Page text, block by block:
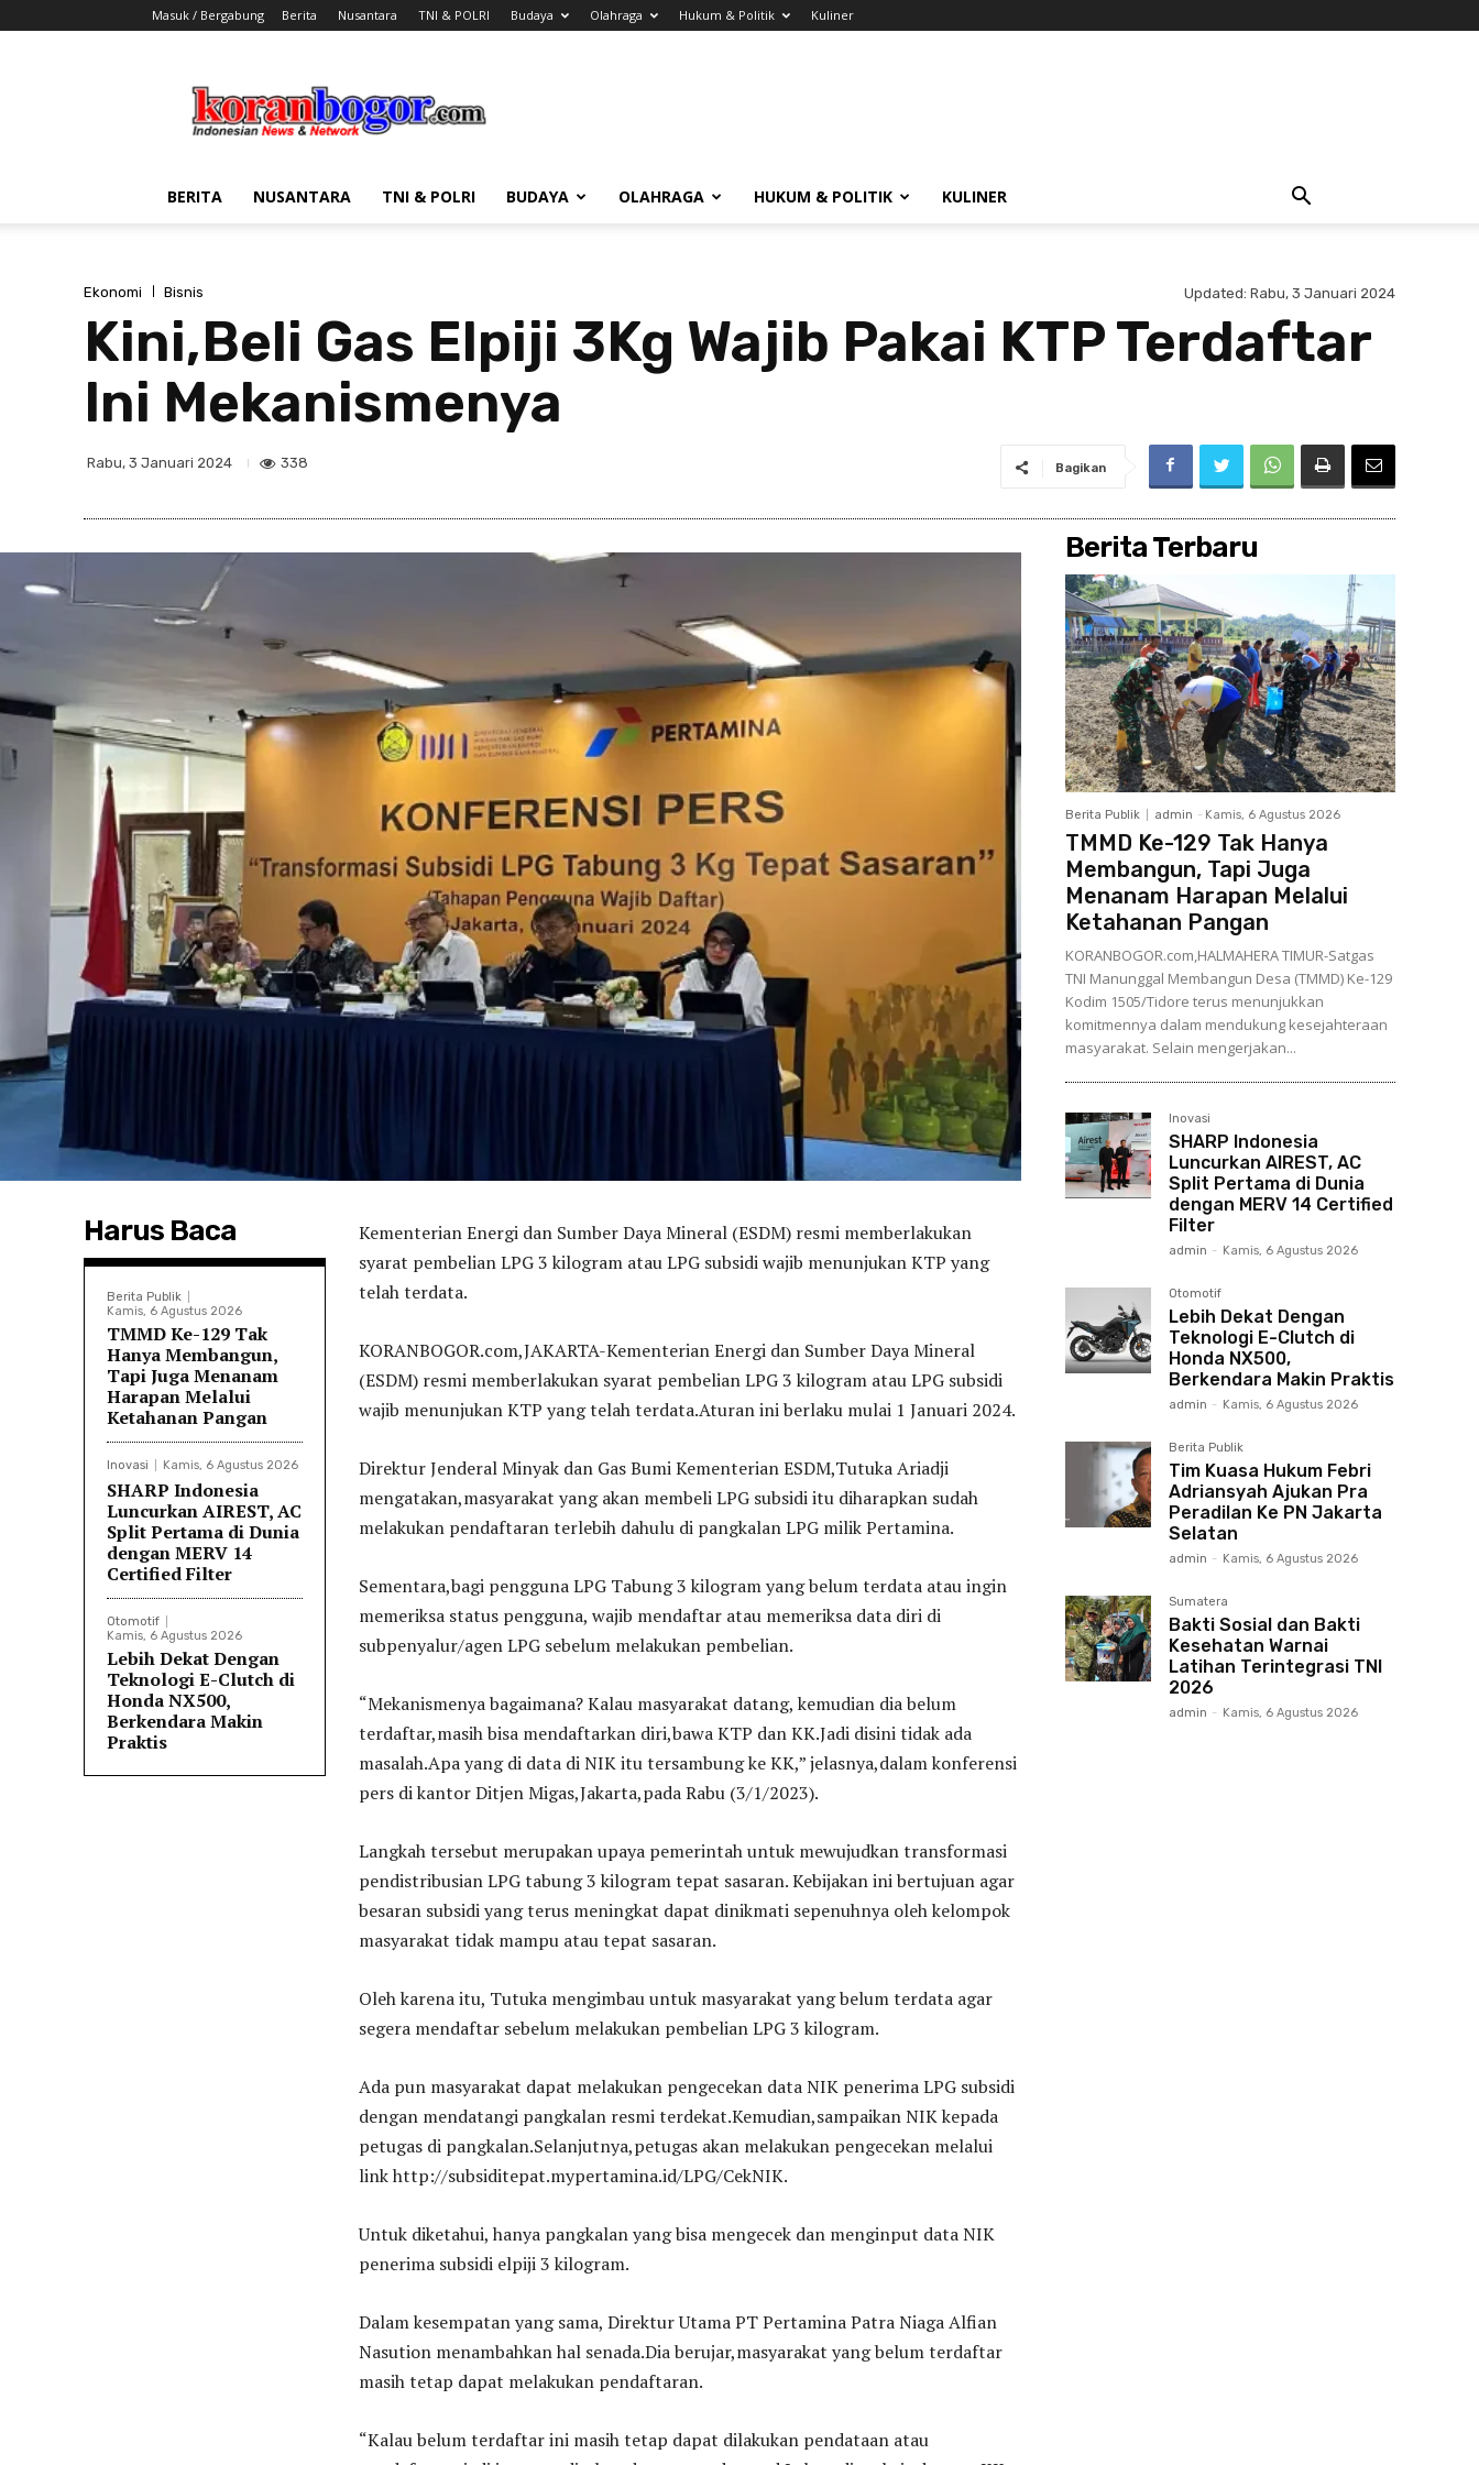
Masuk / Bergabung Berita Nusantara TNI & POLRI Budaya Olahraga Hukum & Politik Kuliner
Bogor
BERITA NUSANTARA TNI & POLRI BUDAYA OLAHRAGA HUKUM & POLITIK KULINER
Ekonomi Bisnis Updated: Rabu, 3 Januari 2024
Kini,Beli Gas Elpiji 3Kg Wajib Pakai KTP Terdaftar
Ini Mekanismenya
Rabu, 3 Januari 2024 338 Bagikan
Harus Baca
Berita Publik
Kamis, 6 Agustus 2026
TMMD Ke-129 Tak
Hanya Membangun,
Tapi Juga Menanam
Harapan Melalui
Ketahanan Pangan
Inovasi Kamis, 6 Agustus 2026
SHARP Indonesia
Luncurkan AIREST, AC
Split Pertama di Dunia
dengan MERV 14
Certified Filter
Otomotif
Kamis, 6 Agustus 2026
Lebih Dekat Dengan
Teknologi E-Clutch di
Honda NX500,
Berkendara Makin
Praktis
Kementerian Energi dan Sumber Daya Mineral (ESDM) resmi memberlakukan
syarat pembelian LPG 3 kilogram atau LPG subsidi wajib menunjukan KTP yang
telah terdata.
KORANBOGOR.com,JAKARTA-Kementerian Energi dan Sumber Daya Mineral
(ESDM) resmi memberlakukan syarat pembelian LPG 3 kilogram atau LPG subsidi
wajib menunjukan KTP yang telah terdata.Aturan ini berlaku mulai 1 Januari 2024.
Direktur Jenderal Minyak dan Gas Bumi Kementerian ESDM,Tutuka Ariadji
mengatakan,masyarakat yang akan membeli LPG subsidi itu diharapkan sudah
melakukan pendaftaran terlebih dahulu di pangkalan LPG milik Pertamina.
Sementara,bagi pengguna LPG Tabung 3 kilogram yang belum terdata atau ingin
memeriksa status pengguna, wajib mendaftar atau memeriksa data diri di
subpenyalur/agen LPG sebelum melakukan pembelian.
“Mekanismenya bagaimana? Kalau masyarakat datang, kemudian dia belum
terdaftar,masih bisa mendaftarkan diri,bawa KTP dan KK.Jadi disini tidak ada
masalah.Apa yang di data di NIK itu tersambung ke KK,” jelasnya,dalam konferensi
pers di kantor Ditjen Migas,Jakarta,pada Rabu (3/1/2023).
Langkah tersebut merupakan upaya pemerintah untuk mewujudkan transformasi
pendistribusian LPG tabung 3 kilogram tepat sasaran. Kebijakan ini bertujuan agar
besaran subsidi yang terus meningkat dapat dinikmati sepenuhnya oleh kelompok
masyarakat tidak mampu atau tepat sasaran.
Oleh karena itu, Tutuka mengimbau untuk masyarakat yang belum terdata agar
segera mendaftar sebelum melakukan pembelian LPG 3 kilogram.
Ada pun masyarakat dapat melakukan pengecekan data NIK penerima LPG subsidi
dengan mendatangi pangkalan resmi terdekat.Kemudian,sampaikan NIK kepada
petugas di pangkalan.Selanjutnya,petugas akan melakukan pengecekan melalui
link http://subsiditepat.mypertamina.id/LPG/CekNIK.
Untuk diketahui, hanya pangkalan yang bisa mengecek dan menginput data NIK
penerima subsidi elpiji 3 kilogram.
Dalam kesempatan yang sama, Direktur Utama PT Pertamina Patra Niaga Alfian
Nasution menambahkan hal senada.Dia berujar,masyarakat yang belum terdaftar
masih tetap dapat melakukan pendaftaran.
“Kalau belum terdaftar ini masih tetap dapat dilakukan pendataan atau
Berita Terbaru
Berita Publik admin - Kamis, 6 Agustus 2026
TMMD Ke-129 Tak Hanya
Membangun, Tapi Juga
Menanam Harapan Melalui
Ketahanan Pangan
KORANBOGOR.com,HALMAHERA TIMUR-Satgas
TNI Manunggal Membangun Desa (TMMD) Ke-129
Kodim 1505/Tidore terus menunjukkan
komitmennya dalam mendukung kesejahteraan
masyarakat. Selain mengerjakan...
Inovasi
SHARP Indonesia
Luncurkan AIREST, AC
Split Pertama di Dunia
dengan MERV 14 Certified
Filter
admin - Kamis, 6 Agustus 2026
Otomotif
Lebih Dekat Dengan
Teknologi E-Clutch di
Honda NX500,
Berkendara Makin Praktis
admin - Kamis, 6 Agustus 2026
Berita Publik
Tim Kuasa Hukum Febri
Adriansyah Ajukan Pra
Peradilan Ke PN Jakarta
Selatan
admin - Kamis, 6 Agustus 2026
Sumatera
Bakti Sosial dan Bakti
Kesehatan Warnai
Latihan Terintegrasi TNI
2026
admin - Kamis, 6 Agustus 2026